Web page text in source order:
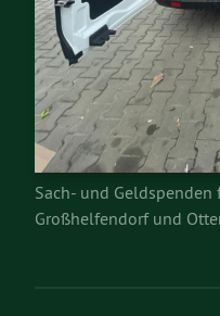
Sach- und
Großhelfendorf und